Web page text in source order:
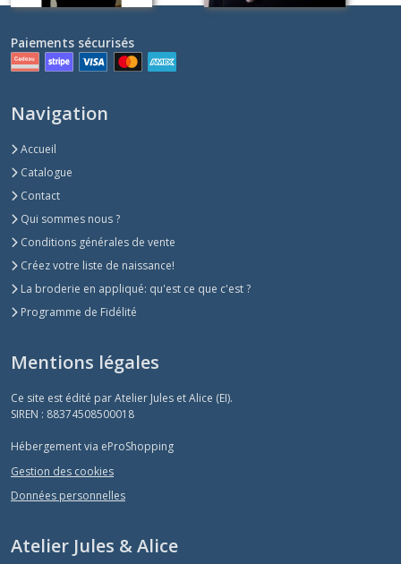
Paiements sécurisés
Navigation
Accueil
Catalogue
Contact
Qui sommes nous ?
Conditions générales de vente
Créez votre liste de naissance!
La broderie en appliqué: qu'est ce que c'est ?
Programme de Fidélité
Mentions légales
Ce site est édité par Atelier Jules et Alice (EI).
SIREN : 88374508500018
Hébergement via eProShopping
Gestion des cookies
Données personnelles
Atelier Jules & Alice